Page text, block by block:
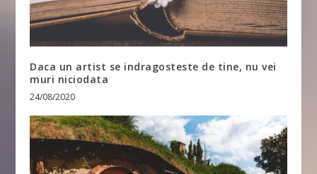
Daca un artist se indragosteste de tine, nu vei
muri niciodata
24/08/2020